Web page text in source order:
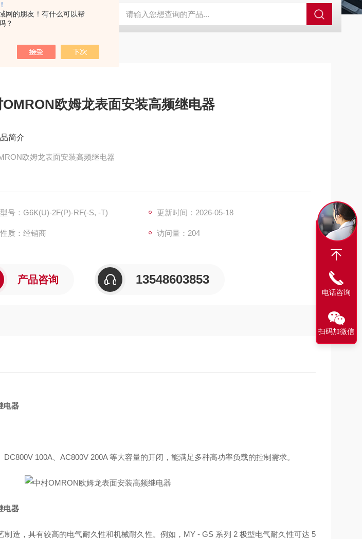
网的朋友！有什么可以帮
？
京都电子汞测量和控制软件 GVA-710KEM京都电子燃气量空调帐篷测量仪 E3Z-BOMRON放大器
OMRON欧姆龙表面安装高频继电器
简介
欧姆龙表面安装高频继电器
号：G6K(U)-2F(P)-RF(-S, -T)
更新时间：2026-05-18
质：经销商 访问量：204
产品咨询 13548603853
电器
100A、AC800V 200A 等大容量的开闭，能满足多种高功率负载的控制需求。
电器
制造，具有较高的电气耐久性和机械耐久性。例如，MY - GS 系列 2 极型电气耐久性可达 5
电话咨询
扫码加微信